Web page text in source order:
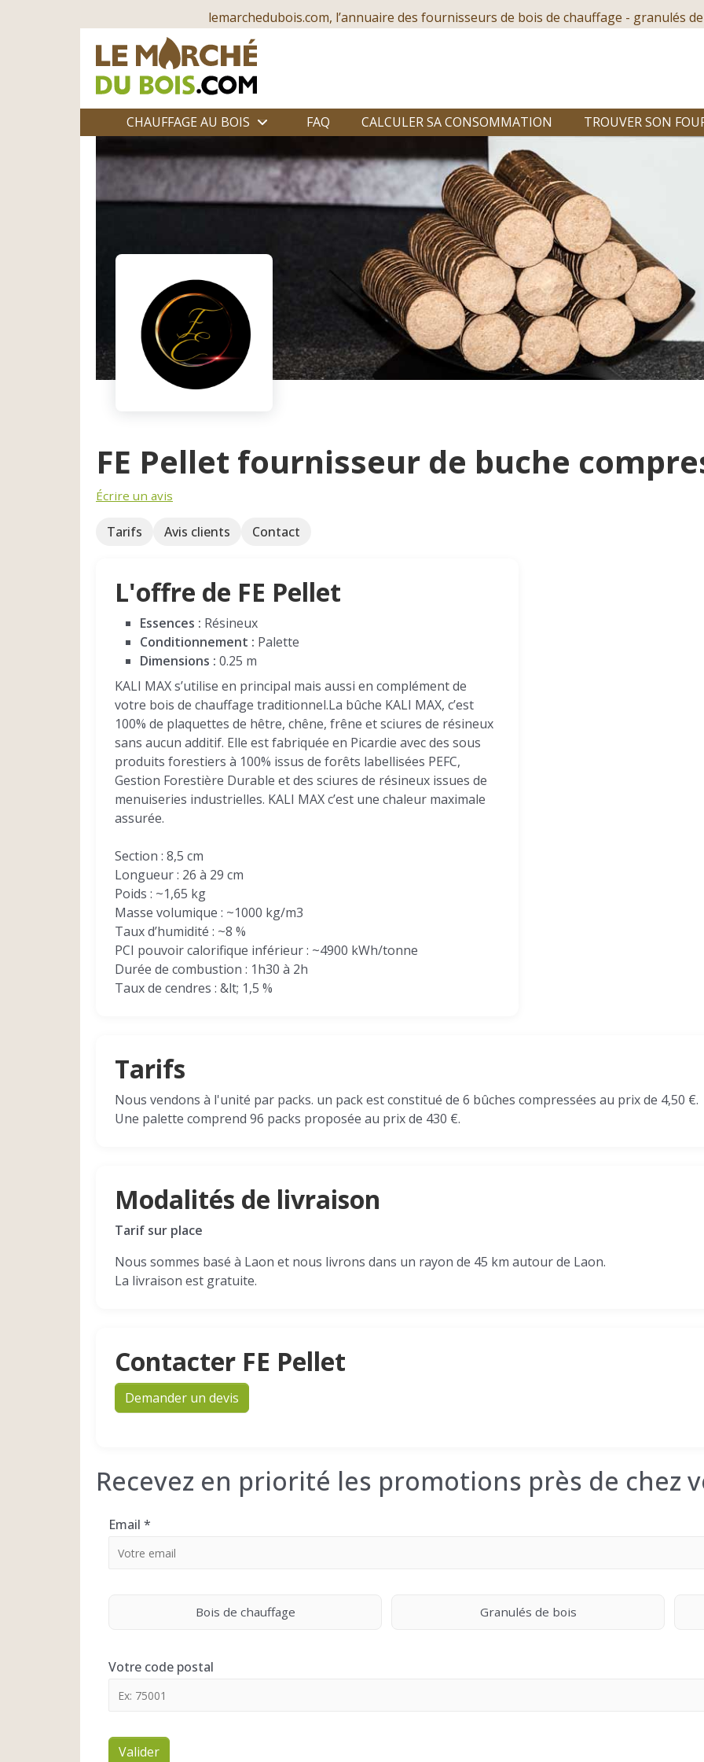
lemarchedubois.com, l’annuaire des fournisseurs de bois de chauffage - granulés
CHAUFFAGE AU BOIS FAQ CALCULER SA CONSOMMATION TROUVER SON
FE Pellet fournisseur de buche
Écrire un avis
Tarifs Avis clients Contact
L'offre de FE Pellet
Essences : Résineux
Conditionnement : Palette
Dimensions : 0.25 m
KALI MAX s’utilise en principal mais aussi en complément de
votre bois de chauffage traditionnel.La bûche KALI MAX, c’est
100% de plaquettes de hêtre, chêne, frêne et sciures de résineux
sans aucun additif. Elle est fabriquée en Picardie avec des sous
produits forestiers à 100% issus de forêts labellisées PEFC,
Gestion Forestière Durable et des sciures de résineux issues de
menuiseries industrielles. KALI MAX c’est une chaleur maximale
assurée.
Section : 8,5 cm
Longueur : 26 à 29 cm
Poids : ~1,65 kg
Masse volumique : ~1000 kg/m3
Taux d’humidité : ~8 %
PCI pouvoir calorifique inférieur : ~4900 kWh/tonne
Durée de combustion : 1h30 à 2h
Taux de cendres : &lt; 1,5 %
Tarifs
Nous vendons à l'unité par packs. un pack est constitué de 6 bûches compressées au prix de 4,50 €.
Une palette comprend 96 packs proposée au prix de 430 €.
Modalités de livraison
Tarif sur place
Nous sommes basé à Laon et nous livrons dans un rayon de 45 km autour de Laon.
La livraison est gratuite.
Contacter FE Pellet
Demander un devis
Recevez en priorité les promotions près de chez
Email *
Bois de chauffage Granulés de bois
Votre code postal
Valider